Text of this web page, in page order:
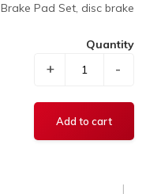
Brake Pad Set, disc brake
Quantity
-
+